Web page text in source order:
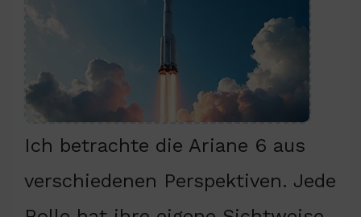
Ich betrachte die Ariane 6 aus
verschiedenen Perspektiven. Jede